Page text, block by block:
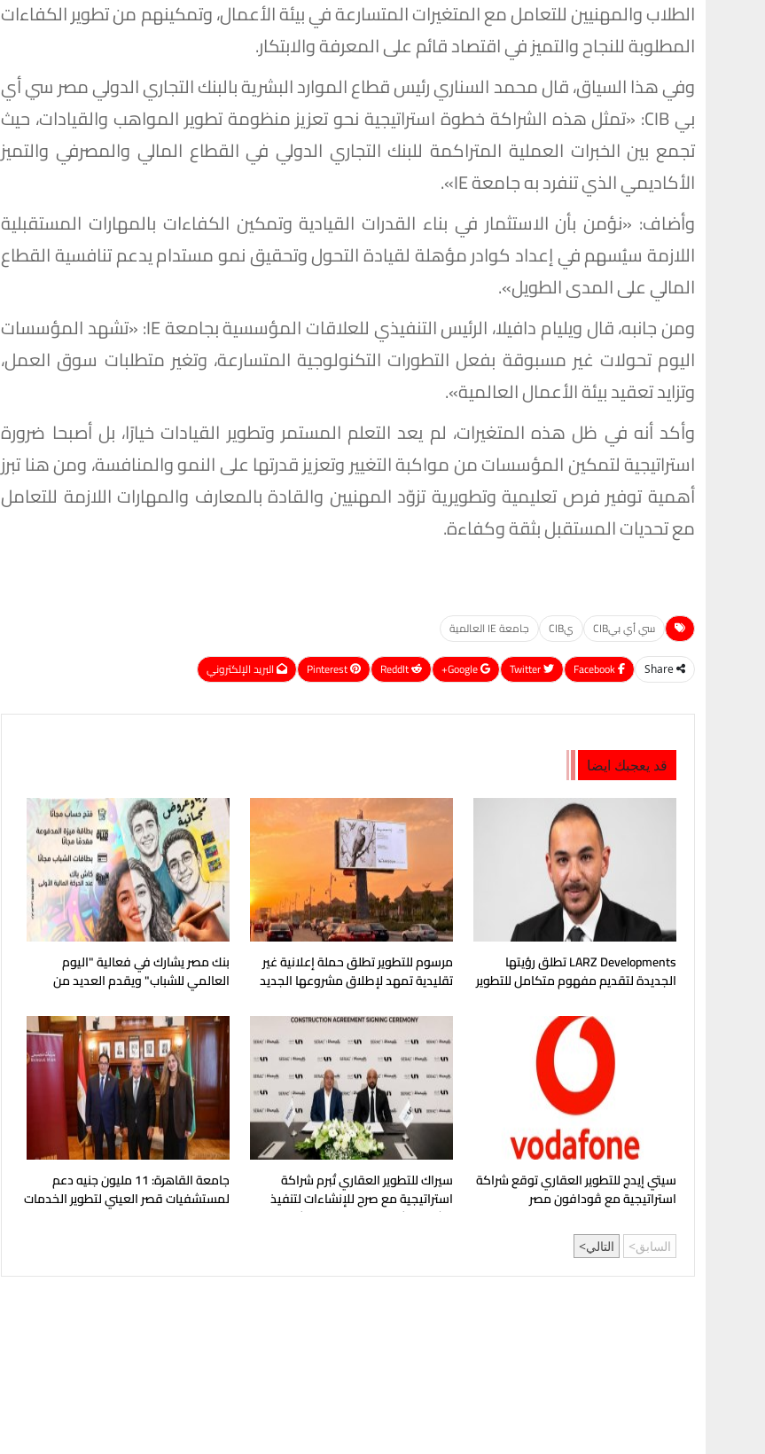
الطلاب والمهنيين للتعامل مع المتغيرات المتسارعة في بيئة الأعمال، وتمكينهم من تطوير الكفاءات
المطلوبة للنجاح والتميز في اقتصاد قائم على المعرفة والابتكار.
وفي هذا السياق، قال محمد السناري رئيس قطاع الموارد البشرية بالبنك التجاري الدولي مصر سي أي
بي CIB: «تمثل هذه الشراكة خطوة استراتيجية نحو تعزيز منظومة تطوير المواهب والقيادات، حيث
تجمع بين الخبرات العملية المتراكمة للبنك التجاري الدولي في القطاع المالي والمصرفي والتميز
الأكاديمي الذي تنفرد به جامعة IE».
وأضاف: «نؤمن بأن الاستثمار في بناء القدرات القيادية وتمكين الكفاءات بالمهارات المستقبلية
اللازمة سيُسهم في إعداد كوادر مؤهلة لقيادة التحول وتحقيق نمو مستدام يدعم تنافسية القطاع
المالي على المدى الطويل».
ومن جانبه، قال ويليام دافيلا، الرئيس التنفيذي للعلاقات المؤسسية بجامعة IE: «تشهد المؤسسات
اليوم تحولات غير مسبوقة بفعل التطورات التكنولوجية المتسارعة، وتغير متطلبات سوق العمل،
وتزايد تعقيد بيئة الأعمال العالمية».
وأكد أنه في ظل هذه المتغيرات، لم يعد التعلم المستمر وتطوير القيادات خيارًا، بل أصبحا ضرورة
استراتيجية لتمكين المؤسسات من مواكبة التغيير وتعزيز قدرتها على النمو والمنافسة، ومن هنا تبرز
أهمية توفير فرص تعليمية وتطويرية تزوّد المهنيين والقادة بالمعارف والمهارات اللازمة للتعامل
مع تحديات المستقبل بثقة وكفاءة.
سي أي بيCIB يCIB جامعة IE العالمية
Share
Google+
ReddIt
Pinterest البريد الإلكتروني
قد يعجبك ايضا
LARZ Developments تطلق رؤيتها
الجديدة لتقديم مفهوم متكامل للتطوير
مرسوم للتطوير تطلق حملة إعلانية غير
تقليدية تمهد لإطلاق مشروعها الجديد
بنك مصر يشارك في فعالية "اليوم
العالمي للشباب" ويقدم العديد من
العروض المجانية
سيتي إيدج للتطوير العقاري توقع شراكة
استراتيجية مع ڤودافون مصر
سيراك للتطوير العقاري تُبرم شراكة
استراتيجية مع صرح للإنشاءات لتنفيذ
مشروع "شماسي" بالساحل الشمالي
جامعة القاهرة: 11 مليون جنيه دعم
لمستشفيات قصر العيني لتطوير الخدمات
السابق التالي